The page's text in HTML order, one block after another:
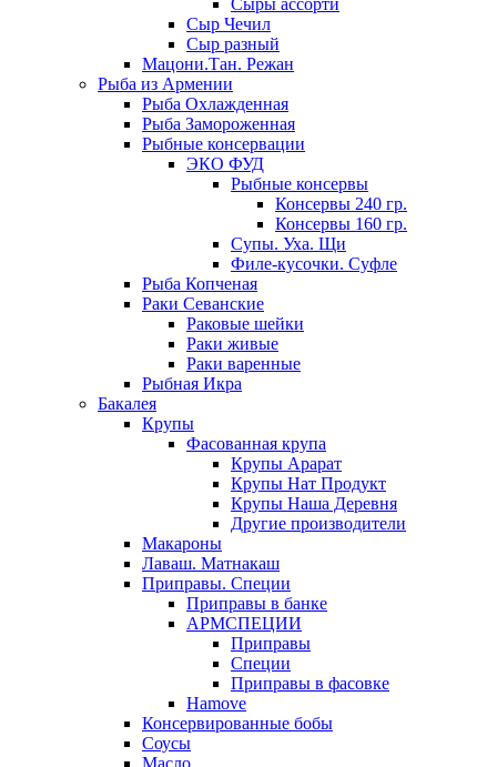
Сыры ассорти
Сыр Чечил
Сыр разный
Мацони.Тан. Режан
Рыба из Армении
Рыба Охлажденная
Рыба Замороженная
Рыбные консервации
ЭКО ФУД
Рыбные консервы
Консервы 240 гр.
Консервы 160 гр.
Супы. Уха. Щи
Филе-кусочки. Суфле
Рыба Копченая
Раки Севанские
Раковые шейки
Раки живые
Раки варенные
Рыбная Икра
Бакалея
Крупы
Фасованная крупа
Крупы Арарат
Крупы Нат Продукт
Крупы Наша Деревня
Другие производители
Макароны
Лаваш. Матнакаш
Приправы. Специи
Приправы в банке
АРМСПЕЦИИ
Приправы
Специи
Приправы в фасовке
Hamove
Консервированные бобы
Соусы
Масло